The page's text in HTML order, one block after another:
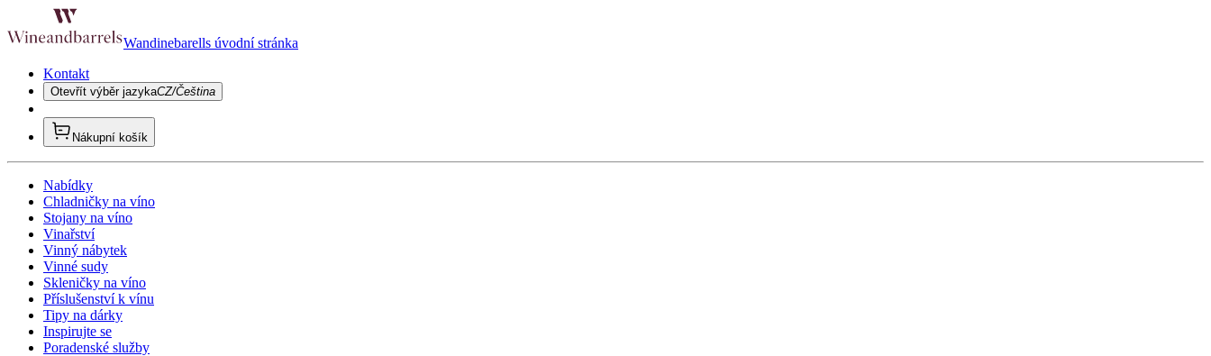
Wandinebarells úvodní stránka
Kontakt
Otevřít výběr jazykaCZ/Čeština
Nákupní košík
Nabídky
Chladničky na víno
Stojany na víno
Vinařství
Vinný nábytek
Vinné sudy
Skleničky na víno
Příslušenství k vínu
Tipy na dárky
Inspirujte se
Poradenské služby